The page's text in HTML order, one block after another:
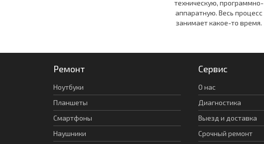
техническую, программно-
аппаратную. Весь процесс
занимает какое-то время.
Ремонт
Ноутбуки
Планшеты
Смартфоны
Наушники
Сервис
О нас
Диагностика
Выезд и доставка
Срочный ремонт